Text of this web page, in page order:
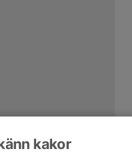
kakor